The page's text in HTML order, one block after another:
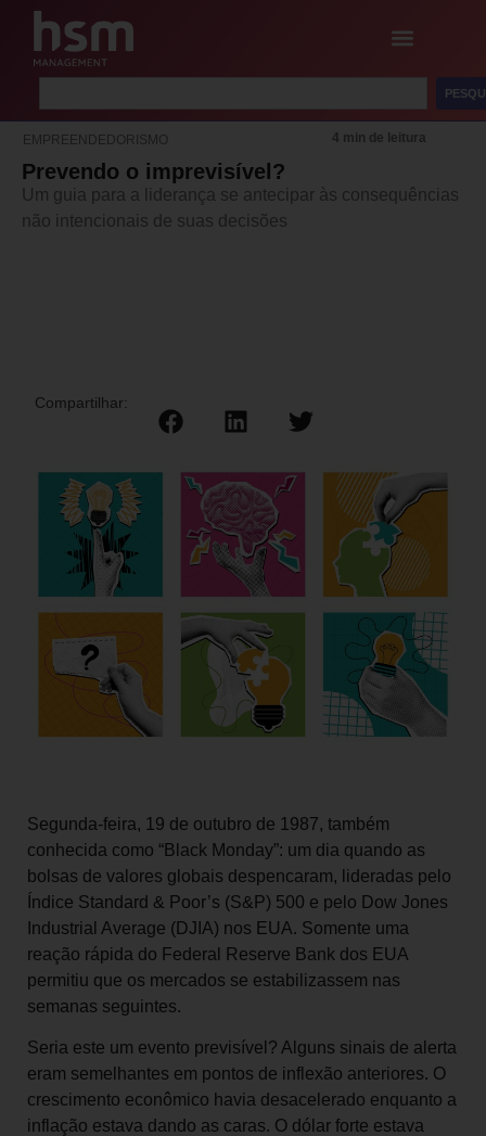
EMPREENDEDORISMO 4 min de leitura
Prevendo o imprevisível?
Um guia para a liderança se antecipar às consequências
não intencionais de suas decisões
Compartilhar:
Segunda-feira, 19 de outubro de 1987, também
conhecida como “Black Monday”: um dia quando as
bolsas de valores globais despencaram, lideradas pelo
Índice Standard & Poor’s (S&P) 500 e pelo Dow Jones
Industrial Average (DJIA) nos EUA. Somente uma
reação rápida do Federal Reserve Bank dos EUA
permitiu que os mercados se estabilizassem nas
semanas seguintes.
Seria este um evento previsível? Alguns sinais de alerta
eram semelhantes em pontos de inflexão anteriores. O
crescimento econômico havia desacelerado enquanto a
inflação estava dando as caras. O dólar forte estava